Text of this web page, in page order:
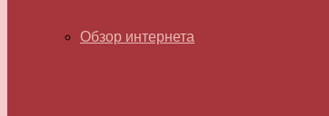
Обзор интернета